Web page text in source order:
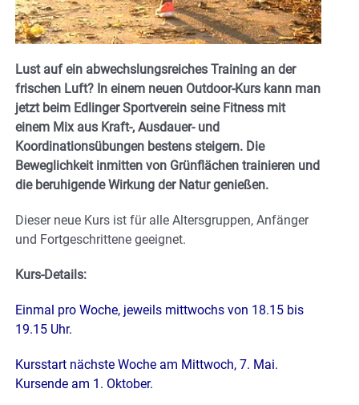
Lust auf ein abwechslungsreiches Training an der
frischen Luft? In einem neuen Outdoor-Kurs kann man
jetzt beim Edlinger Sportverein seine Fitness mit
einem Mix aus Kraft-, Ausdauer- und
Koordinationsübungen bestens steigern. Die
Beweglichkeit inmitten von Grünflächen trainieren und
die beruhigende Wirkung der Natur genießen.
Dieser neue Kurs ist für alle Altersgruppen, Anfänger
und Fortgeschrittene geeignet.
Kurs-Details:
Einmal pro Woche, jeweils mittwochs von 18.15 bis
19.15 Uhr.
Kursstart nächste Woche am Mittwoch, 7. Mai.
Kursende am 1. Oktober.